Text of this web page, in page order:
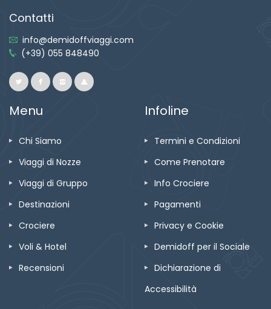
Contatti
info@demidoffviaggi.com
(+39) 055 848490
Menu
Chi Siamo
Viaggi di Nozze
Viaggi di Gruppo
Destinazioni
Crociere
Voli & Hotel
Recensioni
Infoline
Termini e Condizioni
Come Prenotare
Info Crociere
Pagamenti
Privacy e Cookie
Demidoff per il Sociale
Dichiarazione di
Accessibilità